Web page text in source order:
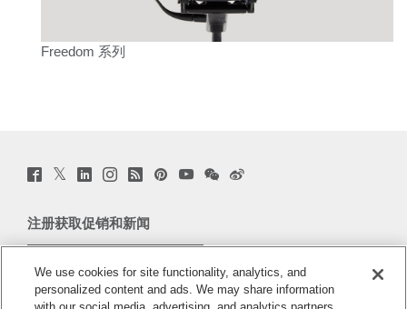
Freedom 系列
Facebook
(opens
Twitter
(opens
LinkedIn
(opens
Instagram
(opens
Humanscale
Blog
window)
PinterstYouTubeWeChatWebio
注册获取促销和新闻
关于
We use cookies for site functionality, analytics, and
personalized content and ads. We may share information